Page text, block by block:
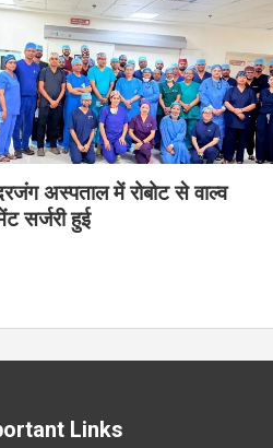
अस्पताल में रोबोट से वाल्व
सर्जरी हुई
Links